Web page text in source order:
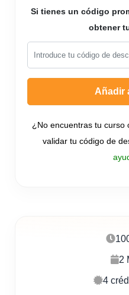
2
4
Si tienes un código
obtener
Añadir
¿No encuentras tu curso
validar tu código de